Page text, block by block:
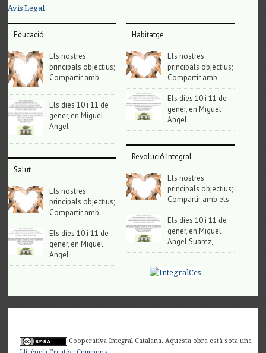
Avis Legal
Educació
Els nostres
principals objectius;
Compartir amb
Els dies 10 i 11 de
gener, en Miguel
Angel
Salut
Els nostres
principals objectius;
Compartir amb
Els dies 10 i 11 de
gener, en Miguel
Angel
Habitatge
Els nostres
principals objectius;
Compartir amb
Els dies 10 i 11 de
gener, en Miguel
Angel
Revolució Integral
Els nostres
principals objectius;
Compartir amb els
Els dies 10 i 11 de
gener, en Miguel
Angel Suarez,
Cooperativa Integral Catalana. Aquesta obra està sota una